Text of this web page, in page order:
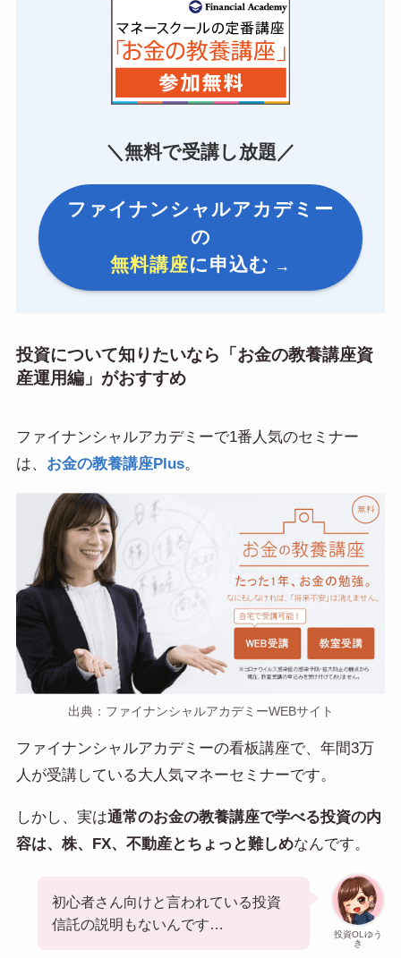
＼無料で受講し放題／
ファイナンシャルアカデミー
の
無料講座に申込む →
投資について知りたいなら「お金の教養講座資
産運用編」がおすすめ
ファイナンシャルアカデミーで1番人気のセミナー
は、 お金の教養講座Plus。
出典：ファイナンシャルアカデミーWEBサイト
ファイナンシャルアカデミーの看板講座で、年間3万
人が受講している大人気マネーセミナーです。
しかし、実は通常のお金の教養講座で学べる投資の内
容は、株、FX、不動産とちょっと難しめなんです。
投資OLゆう
き
初心者さん向けと言われている投資
信託の説明もないんです…